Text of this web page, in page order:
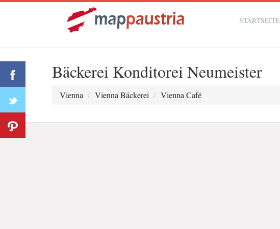
STARTSEITE
Bäckerei Konditorei Neumeister
Vienna Vienna Bäckerei Vienna Café